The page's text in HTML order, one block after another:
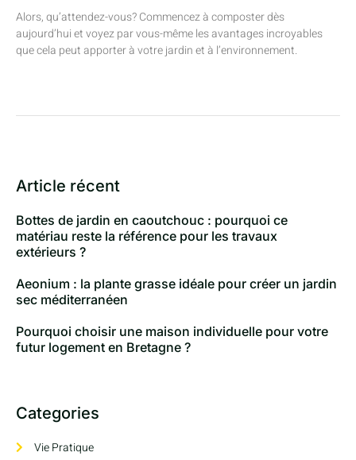
Alors, qu’attendez-vous? Commencez à composter dès
aujourd’hui et voyez par vous-même les avantages incroyables
que cela peut apporter à votre jardin et à l’environnement.
Article récent
Bottes de jardin en caoutchouc : pourquoi ce
matériau reste la référence pour les travaux
extérieurs ?
Aeonium : la plante grasse idéale pour créer un jardin
sec méditerranéen
Pourquoi choisir une maison individuelle pour votre
futur logement en Bretagne ?
Categories
Vie Pratique